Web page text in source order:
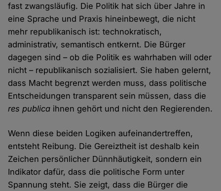
fast zwangsläufig. Die Politik hat sich über Jahre in
eine Sprache und Praxis hineinbewegt, die nicht
mehr republikanisch ist: technokratisch,
administrativ, semantisch entkernt. Die Bürger
dagegen sind – ob die Politik es wahrhaben will oder
nicht – republikanisch sozialisiert. Sie haben gelernt,
dass Macht begrenzt werden muss, dass politische
Entscheidungen transparent sein müssen, dass die
res publica ihnen gehört und nicht den Regierenden.
Wenn diese beiden Logiken aufeinandertreffen,
entsteht Reibung. Die Gereiztheit ist deshalb kein
Zeichen persönlicher Dünnhäutigkeit, sondern ein
Indikator dafür, dass die politische Form unter
Spannung steht. Sie zeigt, dass die Bürger die